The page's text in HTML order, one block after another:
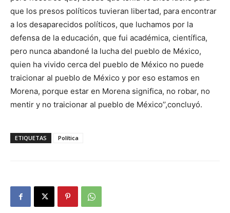
que los presos políticos tuvieran libertad, para encontrar
a los desaparecidos políticos, que luchamos por la
defensa de la educación, que fui académica, científica,
pero nunca abandoné la lucha del pueblo de México,
quien ha vivido cerca del pueblo de México no puede
traicionar al pueblo de México y por eso estamos en
Morena, porque estar en Morena significa, no robar, no
mentir y no traicionar al pueblo de México’’,concluyó.
ETIQUETAS Política